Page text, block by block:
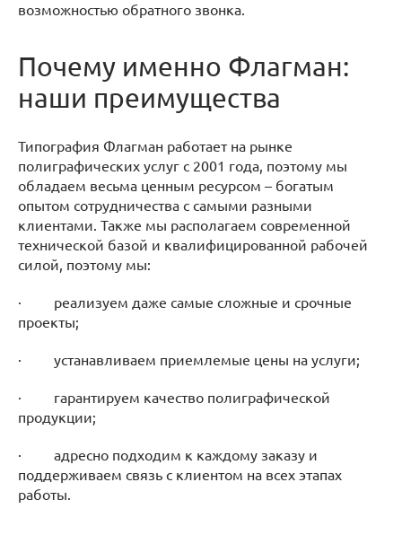
возможностью обратного звонка.
Почему именно Флагман:
наши преимущества
Типография Флагман работает на рынке
полиграфических услуг с 2001 года, поэтому мы
обладаем весьма ценным ресурсом – богатым
опытом сотрудничества с самыми разными
клиентами. Также мы располагаем современной
технической базой и квалифицированной рабочей
силой, поэтому мы:
· реализуем даже самые сложные и срочные
проекты;
· устанавливаем приемлемые цены на услуги;
· гарантируем качество полиграфической
продукции;
· адресно подходим к каждому заказу и
поддерживаем связь с клиентом на всех этапах
работы.